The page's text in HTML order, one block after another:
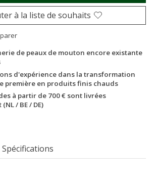
à la liste de souhaits
de peaux de mouton encore existante
d'expérience dans la transformation
première en produits finis chauds
à partir de 700 € sont livrées
/ BE / DE)
Spécifications